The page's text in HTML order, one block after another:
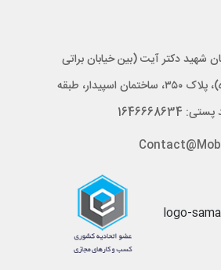
شهید دکتر آیت (بین خیابان براتی
و خیابان قاسم زاده)، پلاک ۳۵۰، ساختمان اسپیدار، طبقه